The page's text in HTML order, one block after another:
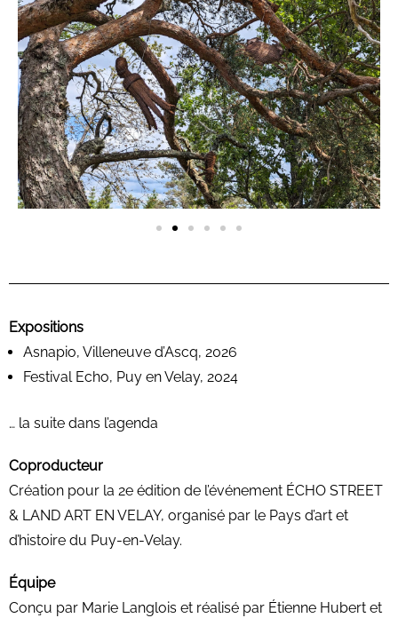
Expositions
Asnapio, Villeneuve d’Ascq, 2026
Festival Echo, Puy en Velay, 2024
… la suite dans l’agenda
Coproducteur
Création pour la 2e édition de l’événement ÉCHO STREET
& LAND ART EN VELAY, organisé par le Pays d’art et
d’histoire du Puy-en-Velay.
Équipe
Conçu par Marie Langlois et réalisé par Étienne Hubert et